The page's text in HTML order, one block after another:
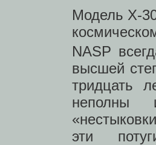
Модель Х-
NASP
высшей
тридцать
неполны
эти